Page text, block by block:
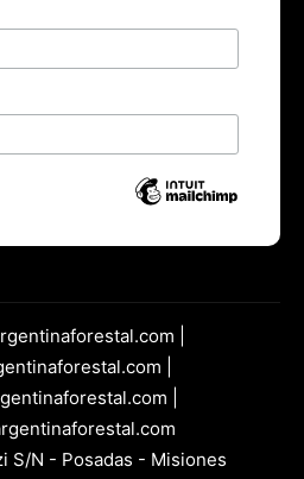
|
|
|
S/N - Posadas - Misiones